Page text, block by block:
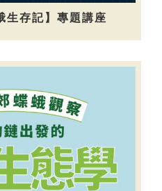
生存記】專題講座